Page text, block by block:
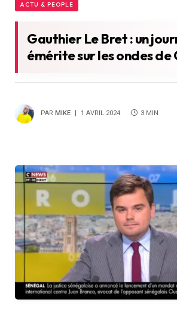
ACTU & PEOPLE
Gauthier Le Bret : un
émérite sur les ondes de
PAR MIKE 1 AVRIL 2024 3 MIN